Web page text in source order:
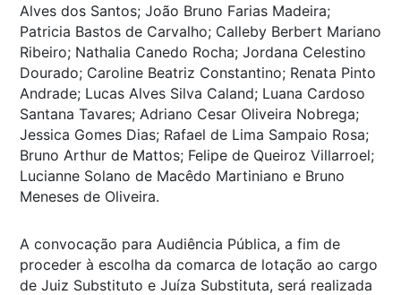
Alves dos Santos; João Bruno Farias Madeira;
Patricia Bastos de Carvalho; Calleby Berbert Mariano
Ribeiro; Nathalia Canedo Rocha; Jordana Celestino
Dourado; Caroline Beatriz Constantino; Renata Pinto
Andrade; Lucas Alves Silva Caland; Luana Cardoso
Santana Tavares; Adriano Cesar Oliveira Nobrega;
Jessica Gomes Dias; Rafael de Lima Sampaio Rosa;
Bruno Arthur de Mattos; Felipe de Queiroz Villarroel;
Lucianne Solano de Macêdo Martiniano e Bruno
Meneses de Oliveira.
A convocação para Audiência Pública, a fim de
proceder à escolha da comarca de lotação ao cargo
de Juiz Substituto e Juíza Substituta, será realizada